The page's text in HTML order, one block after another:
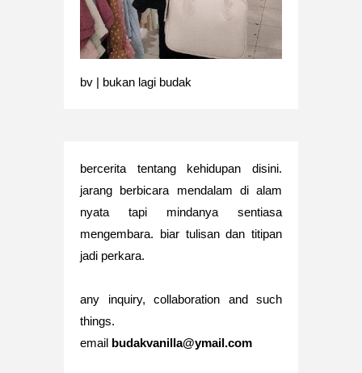
bv | bukan lagi budak
bercerita tentang kehidupan disini.
jarang berbicara mendalam di alam
nyata tapi mindanya sentiasa
mengembara. biar tulisan dan titipan
jadi perkara.
any inquiry, collaboration and such
things.
email budakvanilla@ymail.com